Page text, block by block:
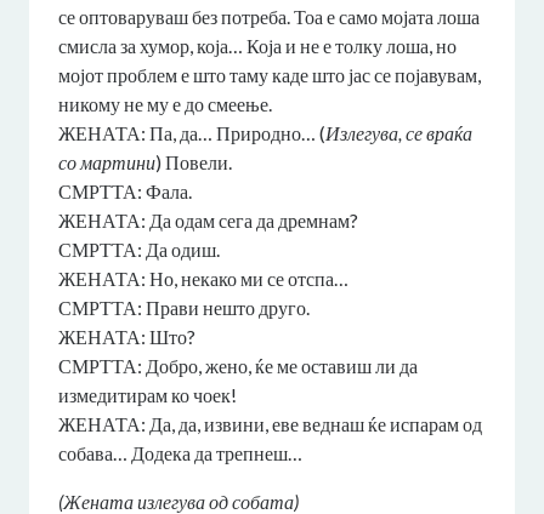
се оптоваруваш без потреба. Тоа е само мојата лоша
смисла за хумор, која… Која и не е толку лоша, но
мојот проблем е што таму каде што јас се појавувам,
никому не му е до смеење.
ЖЕНАТА: Па, да… Природно… (Излегува, се враќа
со мартини) Повели.
СМРТТА: Фала.
ЖЕНАТА: Да одам сега да дремнам?
СМРТТА: Да одиш.
ЖЕНАТА: Но, некако ми се отспа…
СМРТТА: Прави нешто друго.
ЖЕНАТА: Што?
СМРТТА: Добро, жено, ќе ме оставиш ли да
измедитирам ко чоек!
ЖЕНАТА: Да, да, извини, еве веднаш ќе испарам од
собава… Додека да трепнеш…
(Жената излегува од собата)